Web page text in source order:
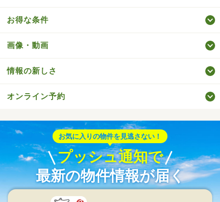
お得な条件
画像・動画
情報の新しさ
オンライン予約
お気に入りの物件を見逃さない！
プッシュ通知で
最新の物件情報が届く